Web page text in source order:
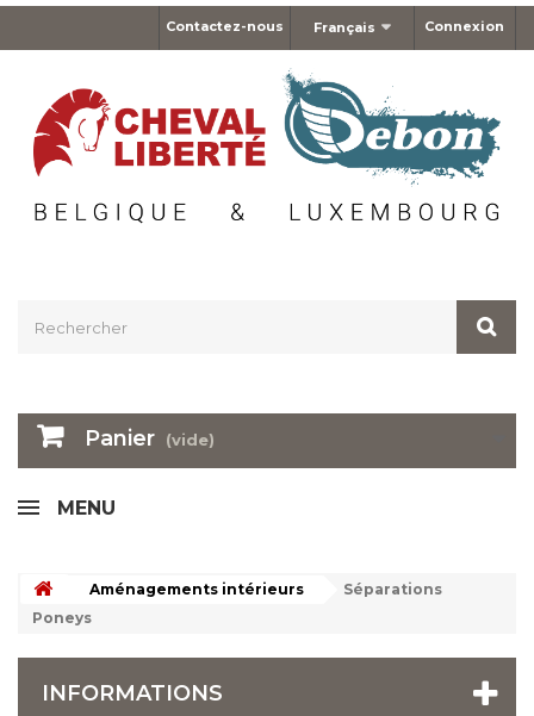
Connexion
Français
Contactez-nous
Panier (vide)
MENU
Aménagements intérieurs
Séparations
Poneys
INFORMATIONS